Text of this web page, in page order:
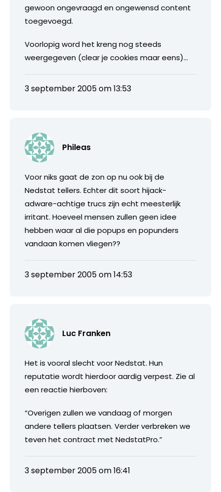
gewoon ongevraagd en ongewensd content
toegevoegd.
Voorlopig word het kreng nog steeds
weergegeven (clear je cookies maar eens)…
3 september 2005 om 13:53
Phileas
Voor niks gaat de zon op nu ook bij de
Nedstat tellers. Echter dit soort hijack-
adware-achtige trucs zijn echt meesterlijk
irritant. Hoeveel mensen zullen geen idee
hebben waar al die popups en popunders
vandaan komen vliegen??
3 september 2005 om 14:53
Luc Franken
Het is vooral slecht voor Nedstat. Hun
reputatie wordt hierdoor aardig verpest. Zie al
een reactie hierboven:
“Overigen zullen we vandaag of morgen
andere tellers plaatsen. Verder verbreken we
teven het contract met NedstatPro.”
3 september 2005 om 16:41